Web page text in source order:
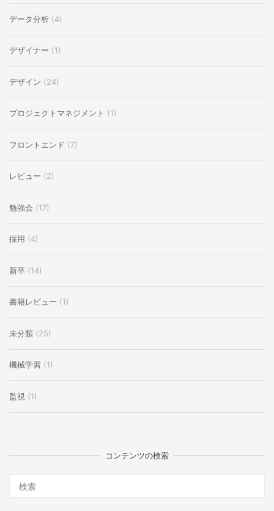
データ分析 (4)
デザイナー (1)
デザイン (24)
プロジェクトマネジメント (1)
フロントエンド (7)
レビュー (2)
勉強会 (17)
採用 (4)
新卒 (14)
書籍レビュー (1)
未分類 (25)
機械学習 (1)
監視 (1)
コンテンツの検索